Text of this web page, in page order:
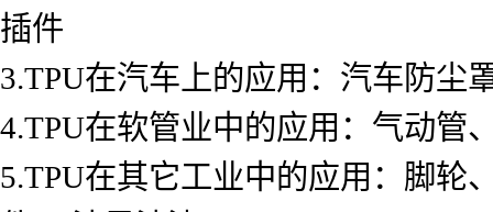
插件
3.TPU在汽车上的应用：汽车防尘
4.TPU在软管业中的应用：气动管
5.TPU在其它工业中的应用：脚轮